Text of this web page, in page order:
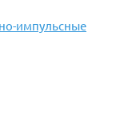
импульсные